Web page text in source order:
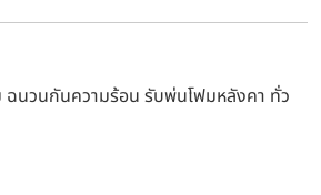
นวนกันความร้อน รับพ่นโฟมหลังคา ทั่ว